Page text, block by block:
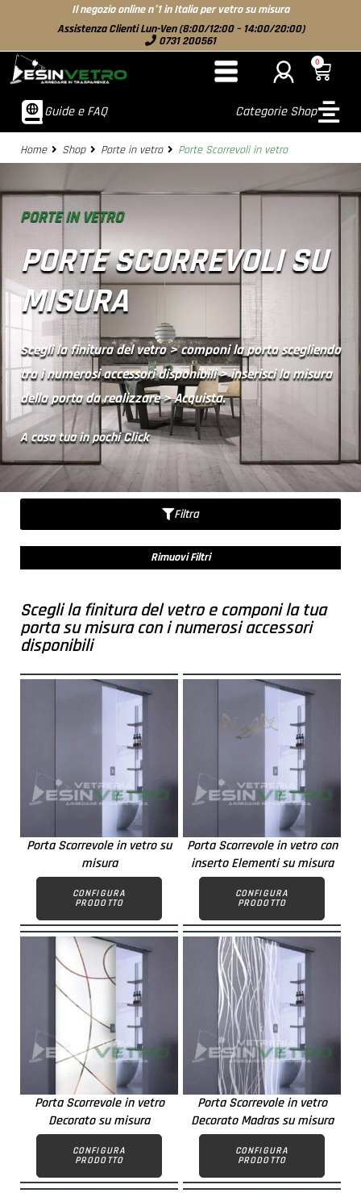
Il negozio online n°1 in Italia per vetro su misura
Assistenza Clienti Lun-Ven (8:00/12:00 – 14:00/20:00)
0731 200561
0
Guide e FAQ Categorie Shop
Home Shop Porte in vetro Porte Scorrevoli in vetro
PORTE IN VETRO
PORTE SCORREVOLI SU
MISURA
Scegli la finitura del vetro > componi la porta scegliendo
tra i numerosi accessori disponibili > inserisci la misura
della porta da realizzare > Acquista.
A casa tua in pochi Click
Filtra
Rimuovi Filtri
Scegli la finitura del vetro e componi la tua
porta su misura con i numerosi accessori
disponibili
Porta Scorrevole in vetro su
misura
CONFIGURA
PRODOTTO
Porta Scorrevole in vetro con
inserto Elementi su misura
CONFIGURA
PRODOTTO
Porta Scorrevole in vetro
Decorato su misura
CONFIGURA
PRODOTTO
Porta Scorrevole in vetro
Decorato Madras su misura
CONFIGURA
PRODOTTO